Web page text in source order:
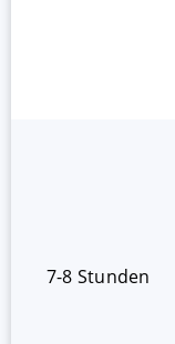
7-8 Stunden